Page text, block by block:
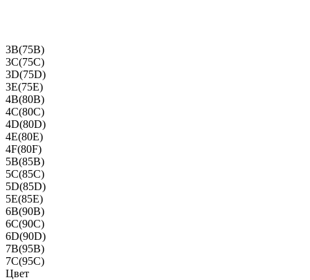
3B(75B)
3C(75C)
3D(75D)
3E(75E)
4B(80B)
4C(80C)
4D(80D)
4E(80E)
4F(80F)
5B(85B)
5C(85C)
5D(85D)
5E(85E)
6B(90B)
6C(90C)
6D(90D)
7B(95B)
7C(95C)
Цвет